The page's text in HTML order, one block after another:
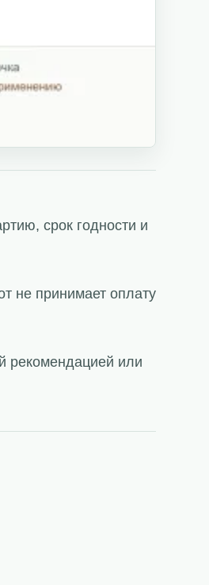
срок годности и
не принимает оплату
рекомендацией или